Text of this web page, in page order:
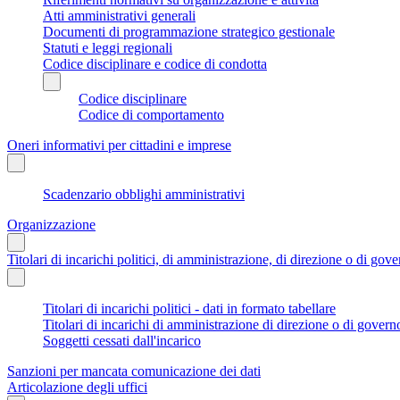
Atti amministrativi generali
Documenti di programmazione strategico gestionale
Statuti e leggi regionali
Codice disciplinare e codice di condotta
Codice disciplinare
Codice di comportamento
Oneri informativi per cittadini e imprese
Scadenzario obblighi amministrativi
Organizzazione
Titolari di incarichi politici, di amministrazione, di direzione o di
Titolari di incarichi politici - dati in formato tabellare
Titolari di incarichi di amministrazione di direzione o di
Soggetti cessati dall'incarico
Sanzioni per mancata comunicazione dei dati
Articolazione degli uffici